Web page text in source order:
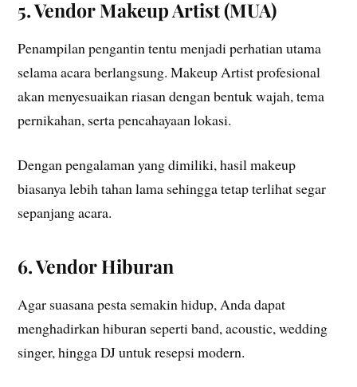
5. Vendor Makeup Artist (MUA)
Penampilan pengantin tentu menjadi perhatian utama
selama acara berlangsung. Makeup Artist profesional
akan menyesuaikan riasan dengan bentuk wajah, tema
pernikahan, serta pencahayaan lokasi.
Dengan pengalaman yang dimiliki, hasil makeup
biasanya lebih tahan lama sehingga tetap terlihat segar
sepanjang acara.
6. Vendor Hiburan
Agar suasana pesta semakin hidup, Anda dapat
menghadirkan hiburan seperti band, acoustic, wedding
singer, hingga DJ untuk resepsi modern.